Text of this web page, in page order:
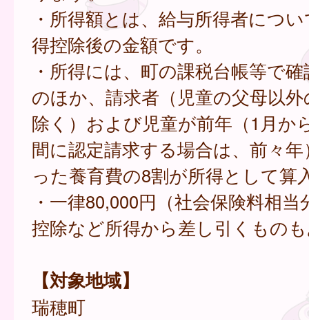
・所得額とは、給与所得者につ
得控除後の金額です。
・所得には、町の課税台帳等で
のほか、請求者（児童の父母以
除く）および児童が前年（1月か
間に認定請求する場合は、前々
った養育費の8割が所得として算
・一律80,000円（社会保険料相
控除など所得から差し引くもの
【対象地域】
瑞穂町